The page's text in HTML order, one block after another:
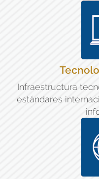
Infraestructura
estándares